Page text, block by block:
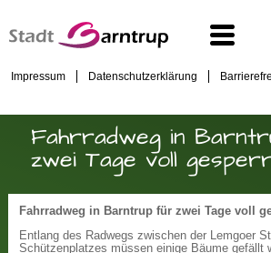
Impressum Datenschutzerklärung
Fahrradweg in
zwei Tage voll
Fahrradweg in Barntrup für zwei Tage voll
Entlang des Radwegs zwischen der Lemgoer
Schützenplatzes müssen einige Bäume gefällt